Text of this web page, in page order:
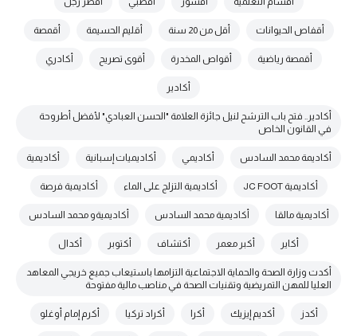
أقفاص الحيوانات أقل من 20 سنة أقليم الحسيمة أقمصة
أقمصة رياضية أقواص المخدرة أقوى تصريح أكادري
أكادير
أكادير.. فتح باب الترشح لنيل جائزة العلامة "الحسن العبادي" لأفضل أطروحة
في القانون الخاص
أكاديمة محمد السادس أكاديمي أكاديميات إسبانية أكاديمية
أكاديمية JC FOOT أكاديمية التزلج على الماء أكاديمية فرصة
أكاديمية مالقا أكاديمية محمد السادس أكاديميةو محمد السادس
أكاير أكبر معمر أكتشاف أكتوبر أكدال
أكدت وزارة الصحة والحماية الاجتماعية التزامها باستيعاب جميع خريجي المعاهد
العليا للمهن التمريضية وتقنيات الصحة في مناصب مالية مفتوحة
أكدز أكديم إيزيك أكرا أكراد تركيا أكرم إمام أوغلو